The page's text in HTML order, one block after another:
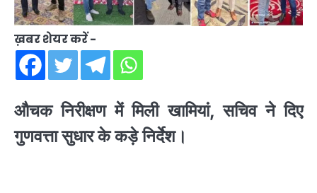
ख़बर शेयर करें -
औचक निरीक्षण में मिली खामियां, सचिव ने दिए
गुणवत्ता सुधार के कड़े निर्देश।